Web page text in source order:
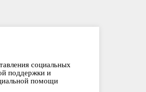
социальных
поддержки и
помощи